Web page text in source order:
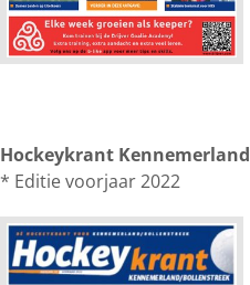
Hockeykrant Kennemerland
* Editie voorjaar 2022